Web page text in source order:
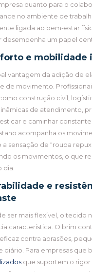
quanto para o
no ambiente de
ligada ao bem-estar
desempenha um papel
e mobilidade
vantagem da adição de
de movimento.
construção civil,
de atendimento,
e caminhar
acompanha os
a sensação de “roupa
os movimentos, o que
dia.
e
ser mais flexível, o tecido
característica. O brim
contra abrasões,
diário. Para empresas que
que suportem o rigor